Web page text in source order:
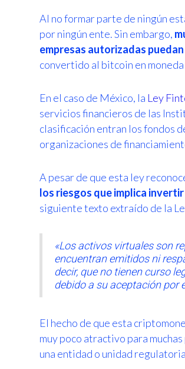
Al no formar parte de ningún
por ningún ente. Sin embargo,
empresas autorizadas
convertido al bitcoin en moneda
En el caso de México, la Ley
servicios financieros de las
clasificación entran los fondos
organizaciones de
A pesar de que esta ley
los riesgos que implica
siguiente texto extraído de la
«Los activos virtuales son
encuentran emitidos ni
decir, que no tienen curso
debido a su aceptación por
El hecho de que esta
muy poco atractivo para
una entidad o unidad